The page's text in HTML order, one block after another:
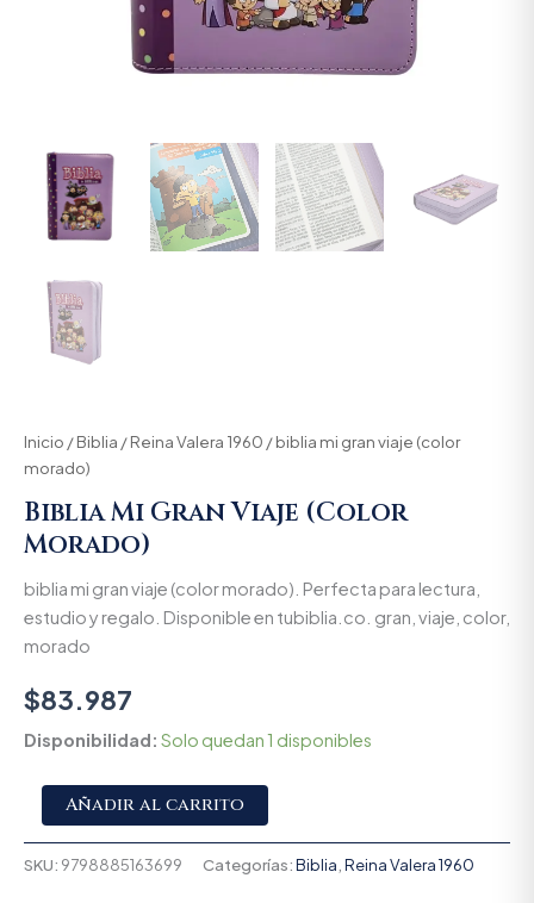
Inicio /Biblia /Reina Valera 1960 / biblia mi gran viaje (color
morado)
Biblia Mi Gran Viaje (color
Morado)
biblia mi gran viaje (color morado). Perfecta para lectura,
estudio y regalo. Disponible en tubiblia.co. gran, viaje, color,
morado
$83.987
Disponibilidad: Solo quedan 1 disponibles
Añadir al carrito
SKU: 9798885163699 Categorías:Biblia Reina Valera 1960